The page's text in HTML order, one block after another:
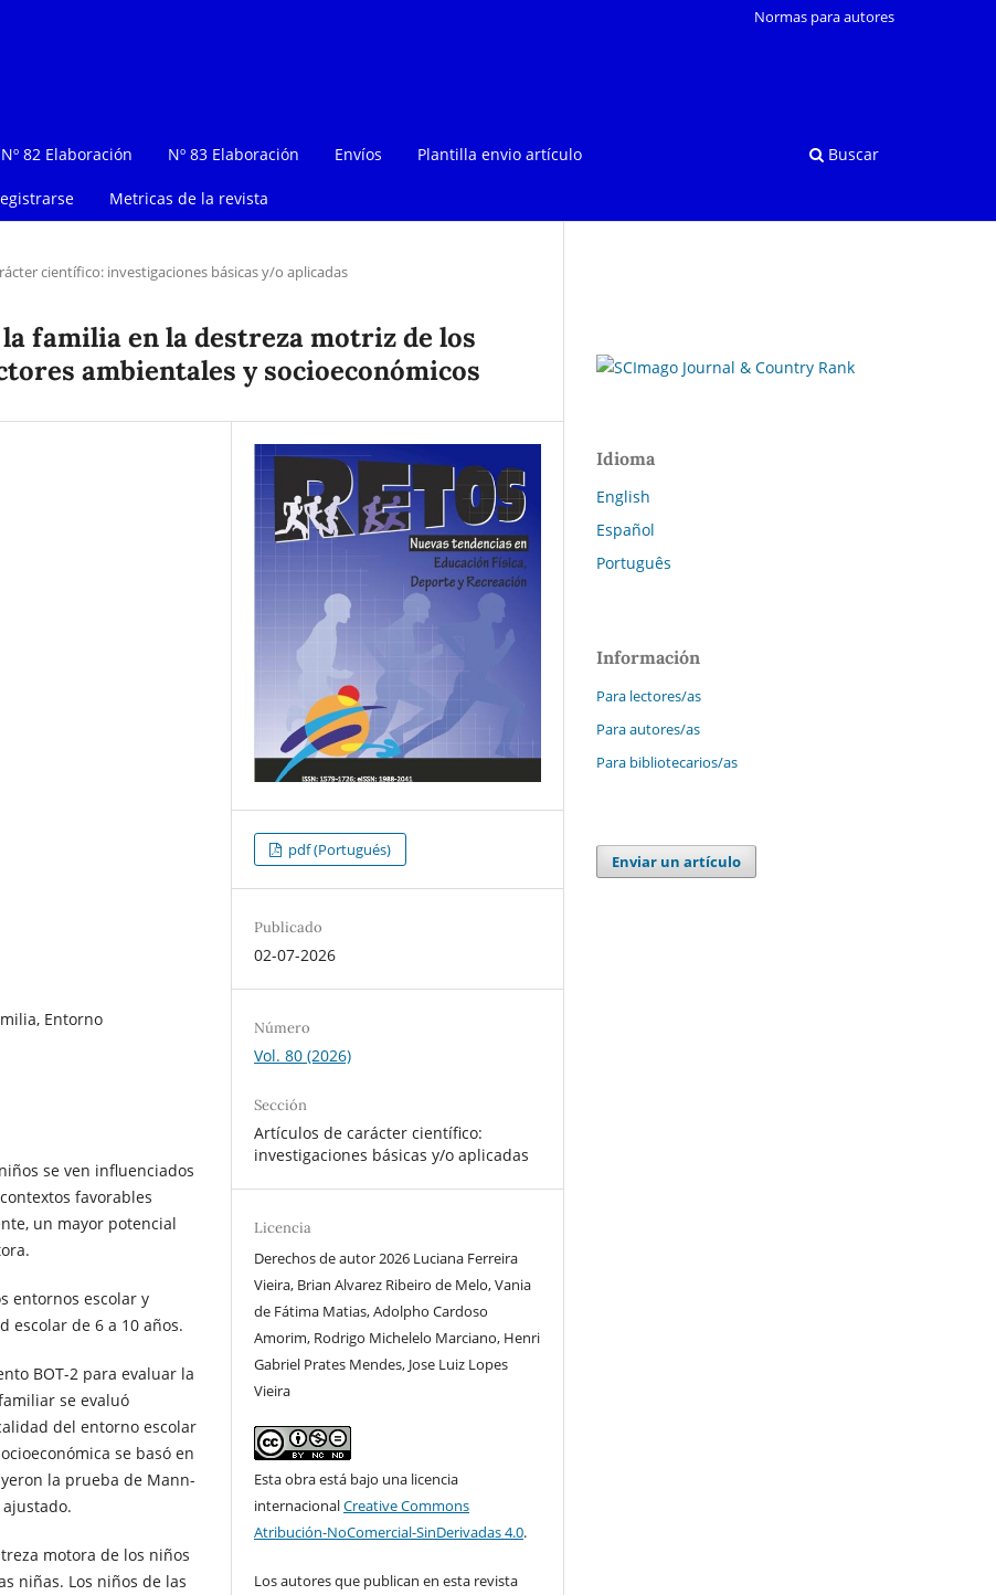
Nº 82 Elaboración Nº 83 Elaboración Envíos Plantilla envio artículo
Metricas de la revista
Buscar
Normas para autores
científico: investigaciones básicas y/o aplicadas
familia en la destreza motriz de los
ambientales y socioeconómicos
Entorno
se ven influenciados
favorables
un mayor potencial
entornos escolar y
escolar de 6 a 10 años.
BOT-2 para evaluar la
se evaluó
del entorno escolar
se basó en
la prueba de Mann-
motora de los niños
niñas. Los niños de las
pdf (Portugués)
Publicado
02-07-2026
Número
Vol. 80 (2026)
Sección
Artículos de carácter científico:
investigaciones básicas y/o aplicadas
Licencia
Derechos de autor 2026 Luciana Ferreira
Vieira, Brian Alvarez Ribeiro de Melo, Vania
de Fátima Matias, Adolpho Cardoso
Amorim, Rodrigo Michelelo Marciano, Henri
Gabriel Prates Mendes, Jose Luiz Lopes
Vieira
Esta obra está bajo una licencia
internacionalCreative Commons
Atribución-NoComercial-SinDerivadas 4.0.
Los autores que publican en esta revista
Idioma
English
Español
Português
Información
Para lectores/as
Para autores/as
Para bibliotecarios/as
Enviar un artículo